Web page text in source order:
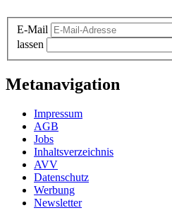
E-Mail
lassen
Metanavigation
Impressum
AGB
Jobs
Inhaltsverzeichnis
AVV
Datenschutz
Werbung
Newsletter